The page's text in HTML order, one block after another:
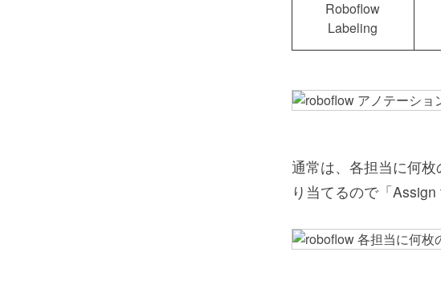
Roboflow
Labeling
通常は、各担当に何
り当てるので「